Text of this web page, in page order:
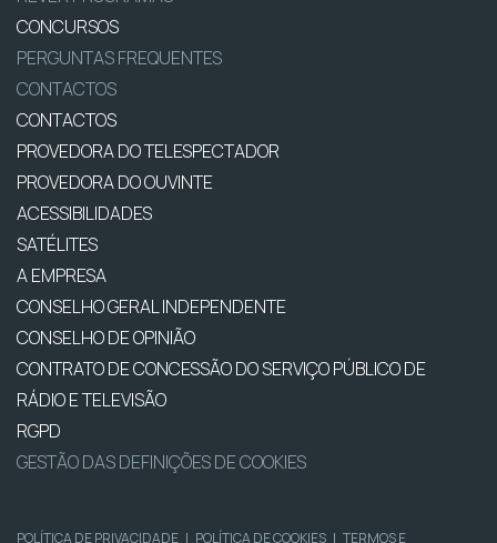
CONCURSOS
PERGUNTAS FREQUENTES
CONTACTOS
CONTACTOS
PROVEDORA DO TELESPECTADOR
PROVEDORA DO OUVINTE
ACESSIBILIDADES
SATÉLITES
A EMPRESA
CONSELHO GERAL INDEPENDENTE
CONSELHO DE OPINIÃO
CONTRATO DE CONCESSÃO DO SERVIÇO PÚBLICO DE
RÁDIO E TELEVISÃO
RGPD
GESTÃO DAS DEFINIÇÕES DE COOKIES
POLÍTICA DE PRIVACIDADE | POLÍTICA DE COOKIES | TERMOS E